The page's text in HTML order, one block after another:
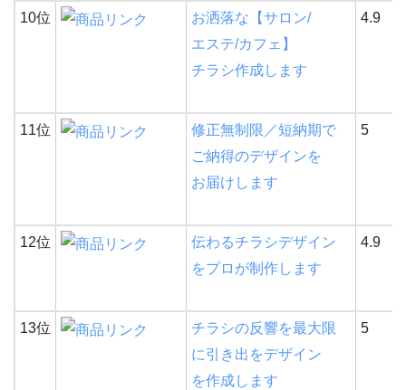
10位
お洒落な【サロン/
エステ/カフェ】
チラシ作成します
4.9
11位
修正無制限／短納期で
ご納得のデザインを
お届けします
5
12位
伝わるチラシデザイン
をプロが制作します
4.9
13位
チラシの反響を最大限
に引き出をデザイン
を作成します
5